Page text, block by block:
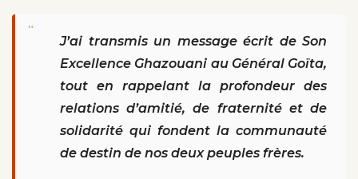
“
J’ai transmis un message écrit de Son
Excellence Ghazouani au Général Goïta,
tout en rappelant la profondeur des
relations d’amitié, de fraternité et de
solidarité qui fondent la communauté
de destin de nos deux peuples frères.